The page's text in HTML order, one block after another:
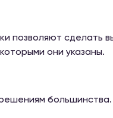
позволяют сделать
они указаны.
большинства.